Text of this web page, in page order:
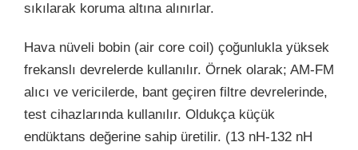
sıkılarak koruma altına alınırlar.
Hava nüveli bobin (air core coil) çoğunlukla yüksek
frekanslı devrelerde kullanılır. Örnek olarak; AM-FM
alıcı ve vericilerde, bant geçiren filtre devrelerinde,
test cihazlarında kullanılır. Oldukça küçük
endüktans değerine sahip üretilir. (13 nH-132 nH